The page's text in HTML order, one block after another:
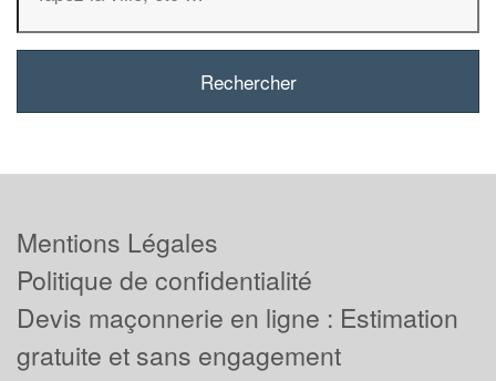
Mentions Légales
Politique de confidentialité
Devis maçonnerie en ligne : Estimation
gratuite et sans engagement